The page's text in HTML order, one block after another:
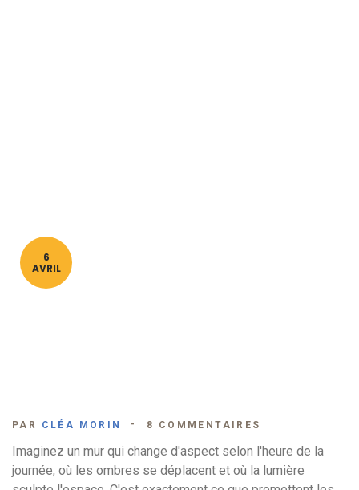
6
AVRIL
PAR CLÉA MORIN 8 COMMENTAIRES
Imaginez un mur qui change d'aspect selon l'heure de la
journée, où les ombres se déplacent et où la lumière